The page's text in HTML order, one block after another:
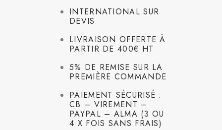
INTERNATIONAL SUR
DEVIS
LIVRAISON OFFERTE À
PARTIR DE 400€ HT
5% DE REMISE SUR LA
PREMIÈRE COMMANDE
PAIEMENT SÉCURISÉ :
CB – VIREMENT –
PAYPAL – ALMA (3 OU
4 X FOIS SANS FRAIS)